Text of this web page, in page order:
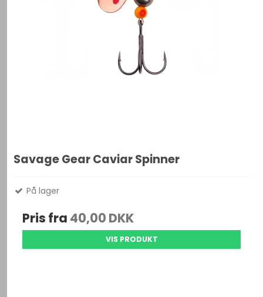
Savage Gear Caviar Spinner
På lager
Pris fra 40,00 DKK
VIS PRODUKT